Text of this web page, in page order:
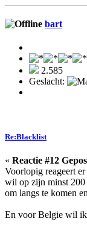
bart
2.585
Geslacht:
Re:Blacklist
« Reactie #12
Voorlopig reageert
wil op zijn minst 200
om langs te komen
En voor Belgie wil ik